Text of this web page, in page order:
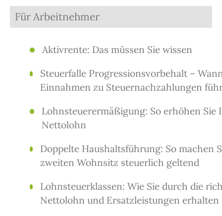
Für Arbeitnehmer
Aktivrente: Das müssen Sie wissen
Steuerfalle Progressionsvorbehalt –
Einnahmen zu Steuernachzahlungen
Lohnsteuerermäßigung: So erhöhen
Nettolohn
Doppelte Haushaltsführung: So machen
zweiten Wohnsitz steuerlich geltend
Lohnsteuerklassen: Wie Sie durch die
Nettolohn und Ersatzleistungen erhalten